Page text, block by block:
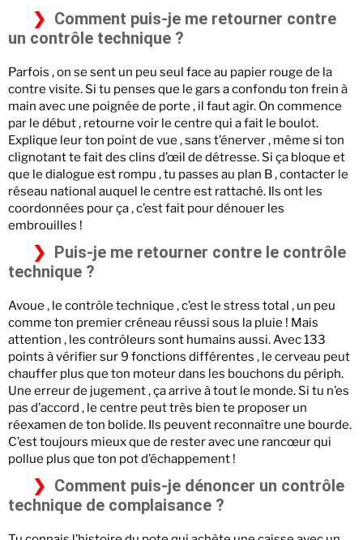
Comment puis-je me retourner contre
un contrôle technique ?
Parfois , on se sent un peu seul face au papier rouge de la
contre visite. Si tu penses que le gars a confondu ton frein à
main avec une poignée de porte , il faut agir. On commence
par le début , retourne voir le centre qui a fait le boulot.
Explique leur ton point de vue , sans t’énerver , même si ton
clignotant te fait des clins d’œil de détresse. Si ça bloque et
que le dialogue est rompu , tu passes au plan B , contacter le
réseau national auquel le centre est rattaché. Ils ont les
coordonnées pour ça , c’est fait pour dénouer les
embrouilles !
Puis-je me retourner contre le contrôle
technique ?
Avoue , le contrôle technique , c’est le stress total , un peu
comme ton premier créneau réussi sous la pluie ! Mais
attention , les contrôleurs sont humains aussi. Avec 133
points à vérifier sur 9 fonctions différentes , le cerveau peut
chauffer plus que ton moteur dans les bouchons du périph.
Une erreur de jugement , ça arrive à tout le monde. Si tu n’es
pas d’accord , le centre peut très bien te proposer un
réexamen de ton bolide. Ils peuvent reconnaître une bourde.
C’est toujours mieux que de rester avec une rancœur qui
pollue plus que ton pot d’échappement !
Comment puis-je dénoncer un contrôle
technique de complaisance ?